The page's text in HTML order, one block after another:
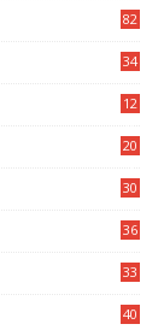
82
34
12
20
30
36
33
40